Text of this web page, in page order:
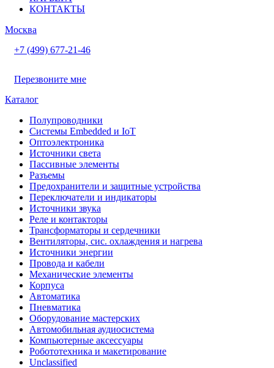
КОНТАКТЫ
Москва
+7 (499) 677-21-46
Перезвоните мне
Каталог
Полупроводники
Системы Embedded и IoT
Oптоэлектроника
Источники света
Пассивные элементы
Разъeмы
Предохранители и защитные устройства
Переключатели и индикаторы
Источники звука
Реле и контакторы
Трансформаторы и сердечники
Вентиляторы, сис. охлаждения и нагрева
Источники энергии
Провода и кабели
Механические элементы
Корпуса
Автоматика
Пневматика
Оборудование мастерских
Автомобильная аудиосистема
Компьютерные аксессуары
Робототехника и макетирование
Unclassified